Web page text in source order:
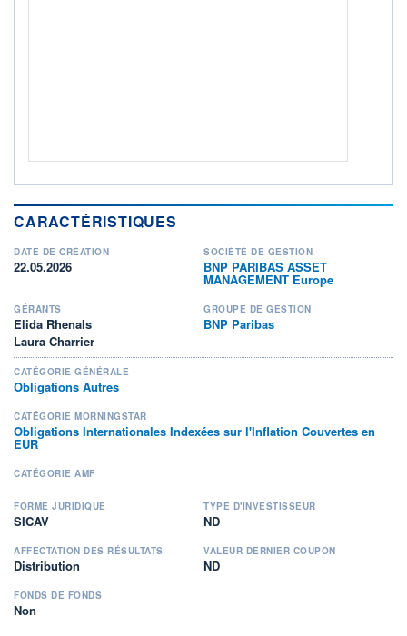
2/7
+ PORTEFEUILLE + LISTE
CARACTÉRISTIQUES
DATE DE CRÉATION
22.05.2026
SOCIÉTÉ DE GESTION
BNP PARIBAS ASSET
MANAGEMENT Europe
GÉRANTS
Elida Rhenals
Laura Charrier
GROUPE DE GESTION
BNP Paribas
CATÉGORIE GÉNÉRALE
Obligations Autres
CATÉGORIE MORNINGSTAR
Obligations Internationales Indexées sur l'Inflation Couvertes en
EUR
CATÉGORIE AMF
FORME JURIDIQUE
SICAV
TYPE D'INVESTISSEUR
ND
AFFECTATION DES RÉSULTATS
Distribution
VALEUR DERNIER COUPON
ND
FONDS DE FONDS
Non